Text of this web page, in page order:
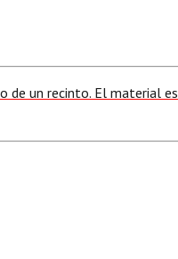
de un recinto. El material es